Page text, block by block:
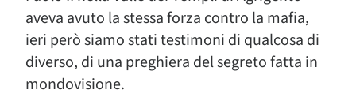
aveva avuto la stessa forza contro la mafia,
ieri però siamo stati testimoni di qualcosa di
diverso, di una preghiera del segreto fatta in
mondovisione.